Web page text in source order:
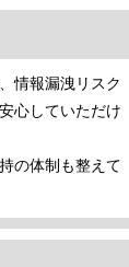
情報漏洩リスク
心していただけ
の体制も整えて